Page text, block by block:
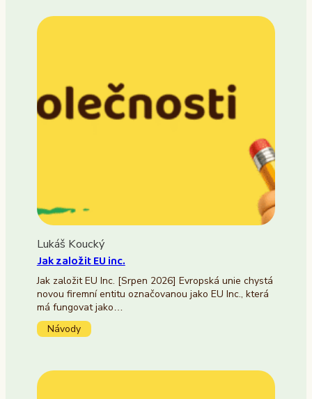
Lukáš Koucký
Jak založit EU inc.
Jak založit EU Inc. [Srpen 2026] Evropská unie chystá
novou firemní entitu označovanou jako EU Inc., která
má fungovat jako…
Návody